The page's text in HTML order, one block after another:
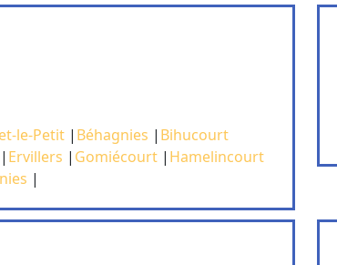
le-Petit | Béhagnies | Bihucourt
| Ervillers | Gomiécourt | Hamelincourt
|